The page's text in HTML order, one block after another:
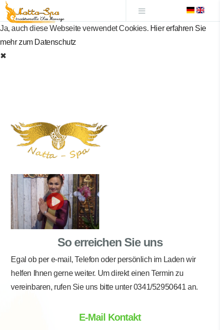
Ja, auch diese Webseite verwendet Cookies. Hier erfahren Sie
mehr zum Datenschutz
✖
Menu
So erreichen Sie uns
Egal ob per e-mail, Telefon oder persönlich im Laden wir
helfen Ihnen gerne weiter. Um direkt einen Termin zu
vereinbaren, rufen Sie uns bitte unter 0341/52950641 an.
E-Mail Kontakt